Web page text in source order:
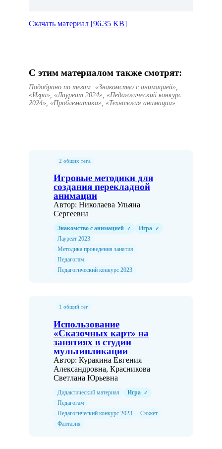
Скачать материал [96.35 KB]
С этим материалом также смотрят:
Подобрано по тегам: «Знакомство с анимацией»,
«Игра», «Лауреат 2024», «Педагогический конкурс
2024», «Проблематика», «Технология анимации»
2 общих тега
Игровые методики для
создания перекладной
анимации
Автор: Николаева Ульяна
Сергеевна
Знакомство с анимацией ✓ Игра ✓
Лауреат 2023
Методика проведения занятия
Педагогам
Педагогический конкурс 2023
1 общий тег
Использование
«Сказочных карт» на
занятиях в студии
мультипликации
Автор: Куракина Евгения
Александровна, Красникова
Светлана Юрьевна
Дидактический материал Игра ✓
Педагогам
Педагогический конкурс 2023
Сюжет
Фантазия